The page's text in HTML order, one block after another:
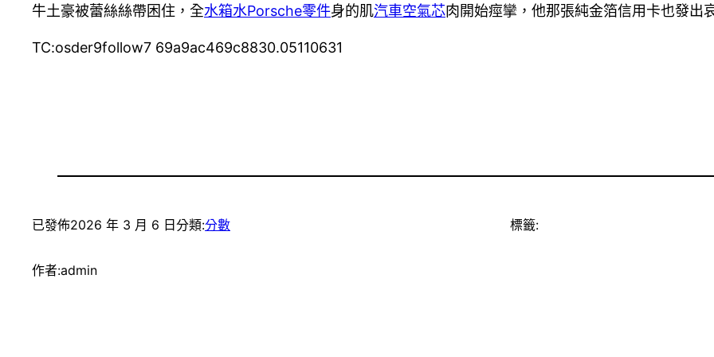
牛土豪被蕾絲絲帶困住，全水箱水Porsche零件身的肌汽車空氣芯肉開始痙攣，他那張純金箔信用卡也發出
TC:osder9follow7 69a9ac469c8830.05110631
已發佈2026 年 3 月 6 日 分類:分數
作者:admin
標籤: